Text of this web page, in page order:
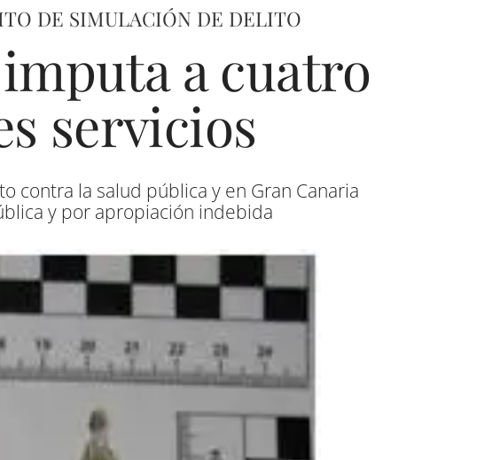
DE SIMULACIÓN DE DELITO
a cuatro
servicios
contra la salud pública y en Gran Canaria
y por apropiación indebida